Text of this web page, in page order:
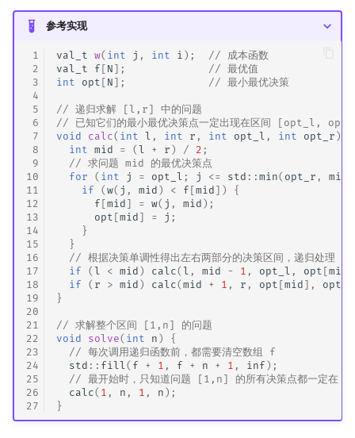
参考实现
1
2
3
4
5
6
7
8
9
10
11
12
13
14
15
16
17
18
19
20
21
22
23
24
25
26
27
val_t w( int j , int i );
// 成本函数
val_t
f [ N ];
// 最优值
int
opt [ N ]; // 最小最优决策
// 递归求解 [l,r] 中的问题
// 已知它们的最小最优决策点一定出现在区间 [opt_l,
void
calc( int l , int r , int opt_l , int opt_r )
int
mid = (l + r ) / 2 ;
// 求问题 mid 的最优决策点
for
( int j = opt_l ; j <= std ::min( opt_r , mid
if
(w( j , mid ) < f [mid ])
{
f [mid ] = w( j , mid );
opt [mid ] = j ;
}
}
// 根据决策单调性得出左右两部分的决策区间，递归处理
if
(l < mid ) calc(l , mid - 1 , opt_l , opt [mid
if
( r > mid ) calc(mid + 1 , r , opt [mid ], opt_r
}
// 求解整个区间 [1,n] 的问题
void
solve( int n )
{
// 每次调用递归函数前，都需要清空数组 f
std :: fill ( f + 1 , f + n + 1 , inf );
// 最开始时，只知道问题 [1,n] 的所有决策点都一定在
calc( 1 , n , 1 , n );
}